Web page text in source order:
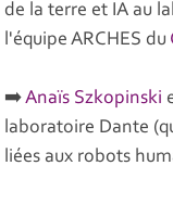
de la terre et IA au
l'équipe ARCHES du
➡️Anaïs Szkopinski
laboratoire Dante
liées aux robots